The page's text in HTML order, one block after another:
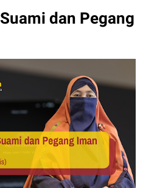
dan Pegang